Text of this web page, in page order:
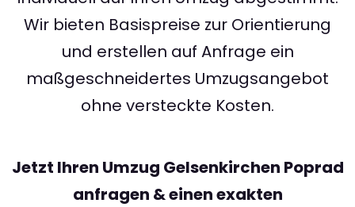
Wir bieten Basispreise zur Orientierung
und erstellen auf Anfrage ein
maßgeschneidertes Umzugsangebot
ohne versteckte Kosten.
Jetzt Ihren Umzug Gelsenkirchen Poprad
anfragen & einen exakten